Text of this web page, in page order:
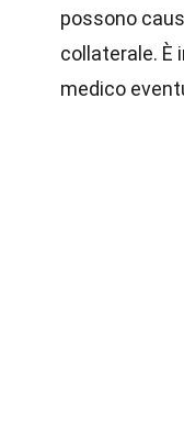
possono
collaterale. È
medico